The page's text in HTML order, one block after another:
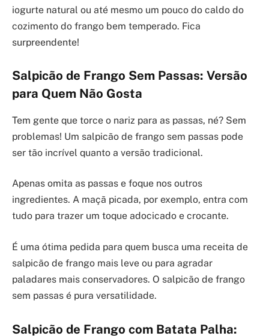
iogurte natural ou até mesmo um pouco do caldo do
cozimento do frango bem temperado. Fica
surpreendente!
Salpicão de Frango Sem Passas: Versão
para Quem Não Gosta
Tem gente que torce o nariz para as passas, né? Sem
problemas! Um salpicão de frango sem passas pode
ser tão incrível quanto a versão tradicional.
Apenas omita as passas e foque nos outros
ingredientes. A maçã picada, por exemplo, entra com
tudo para trazer um toque adocicado e crocante.
É uma ótima pedida para quem busca uma receita de
salpicão de frango mais leve ou para agradar
paladares mais conservadores. O salpicão de frango
sem passas é pura versatilidade.
Salpicão de Frango com Batata Palha: